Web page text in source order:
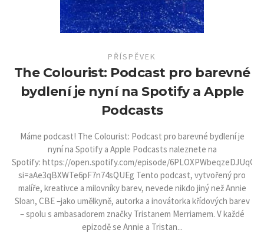
PŘÍSPĚVEK
The Colourist: Podcast pro barevné
bydlení je nyní na Spotify a Apple
Podcasts
Máme podcast! The Colourist: Podcast pro barevné bydlení je
nyní na Spotify a Apple Podcasts naleznete na
Spotify: https://open.spotify.com/episode/
si=aAe3qBXWTe6pF7n74sQUEg Tento podcast, vytvořený pro
malíře, kreativce a milovníky barev, nevede nikdo jiný než Annie
Sloan, CBE –jako umělkyně, autorka a inovátorka křídových barev
– spolu s ambasadorem značky Tristanem Merriamem. V každé
epizodě se Annie a Tristan...